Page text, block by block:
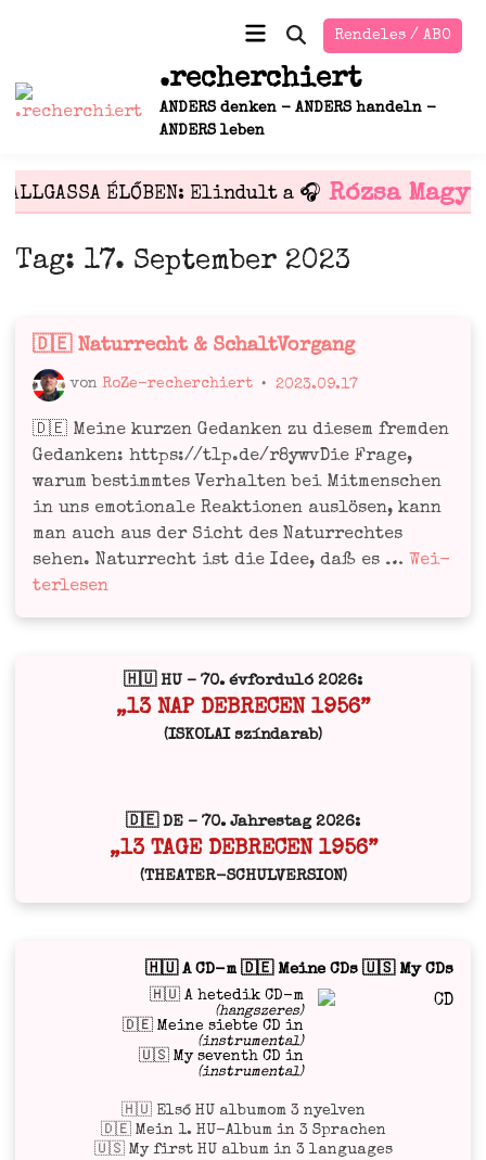
Rendeles / ABO
.recherchiert
ANDERS denken - ANDERS handeln -
ANDERS leben
Suche
öffnen
Hauptmenü
ÉLŐBEN: Elindult a 🎧 Rózsa
Tag: 17. September 2023
Veröffentlicht
in
🇩🇪 Naturrecht & SchaltVorgang
von RoZe-recherchiert • 2023.09.17
🇩🇪 Mei­ne kur­zen Gedan­ken zu die­sem frem­den
Gedan­ken: https://t1p.de/r8ywvDie Fra­ge,
war­um bestimm­tes Ver­hal­ten bei Mit­men­schen
in uns emo­tio­na­le Reak­tio­nen aus­lö­sen, kann
man auch aus der Sicht des Natur­rech­tes
sehen. Natur­recht ist die Idee, daß es … 🇩🇪
Wei­
ter­le­sen
🇭🇺 HU – 70. évforduló 2026:
„13 NAP DEBRECEN 1956”
(ISKOLAI színdarab)
🇩🇪 DE – 70. Jahrestag 2026:
„13 TAGE DEBRECEN 1956”
(THEATER-SCHULVERSION)
🇭🇺 A CD-m 🇩🇪 Meine CDs 🇺🇸 My CDs
🇭🇺 A hetedik CD-m
(hangszeres)
🇩🇪 Meine siebte CD in
(instrumental)
🇺🇸 My seventh CD in
(instrumental)
🇭🇺 Első HU albumom 3 nyelven
🇩🇪 Mein 1. HU-Album in 3 Sprachen
🇺🇸 My first HU album in 3 languages